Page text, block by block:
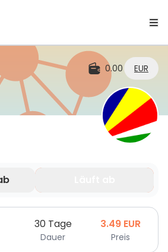
0.00 EUR
| Bleiben Sie überall
für eine begrenzte Zeit gültig.
30 Tage
Dauer
3.49 EUR
Preis